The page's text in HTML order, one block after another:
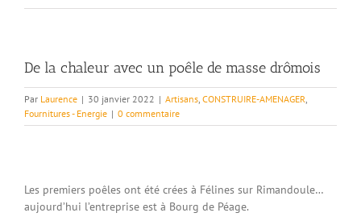
De la chaleur avec un poêle de masse drômois
Par Laurence | 30 janvier 2022 | Artisans, CONSTRUIRE-AMENAGER,
Fournitures - Energie | 0 commentaire
Les premiers poêles ont été crées à Félines sur Rimandoule…
aujourd’hui l’entreprise est à Bourg de Péage.